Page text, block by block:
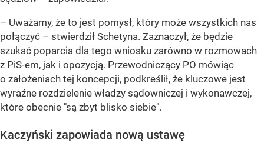
– Uważamy, że to jest pomysł, który może wszystkich nas
połączyć – stwierdził Schetyna. Zaznaczył, że będzie
szukać poparcia dla tego wniosku zarówno w rozmowach
z PiS-em, jak i opozycją. Przewodniczący PO mówiąc
o założeniach tej koncepcji, podkreślił, że kluczowe jest
wyraźne rozdzielenie władzy sądowniczej i wykonawczej,
które obecnie "są zbyt blisko siebie".
Kaczyński zapowiada nową ustawę